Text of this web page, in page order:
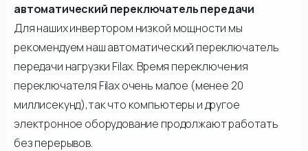
автоматический переключатель передачи
Для наших инвертором низкой мощности мы
рекомендуем наш автоматический переключатель
передачи нагрузки Filax. Время переключения
переключателя Filax очень малое (менее 20
миллисекунд),так что компьютеры и другое
электронное оборудование продолжают работать
без перерывов.